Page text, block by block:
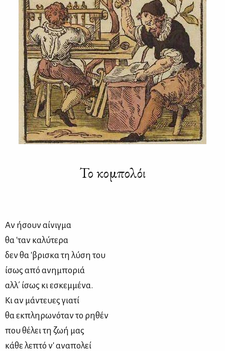
Το κομπολόι
Αν ήσουν αίνιγμα
θα 'ταν καλύτερα
δεν θα 'βρισκα τη λύση του
ίσως από ανημποριά
αλλ΄ ίσως κι εσκεμμένα.
Κι αν μάντευες γιατί
θα εκπληρωνόταν το ρηθέν
που θέλει τη ζωή μας
κάθε λεπτό ν' αναπολεί